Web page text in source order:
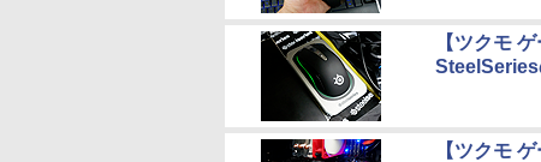
【ツクモ
SteelSeries
【ツクモ